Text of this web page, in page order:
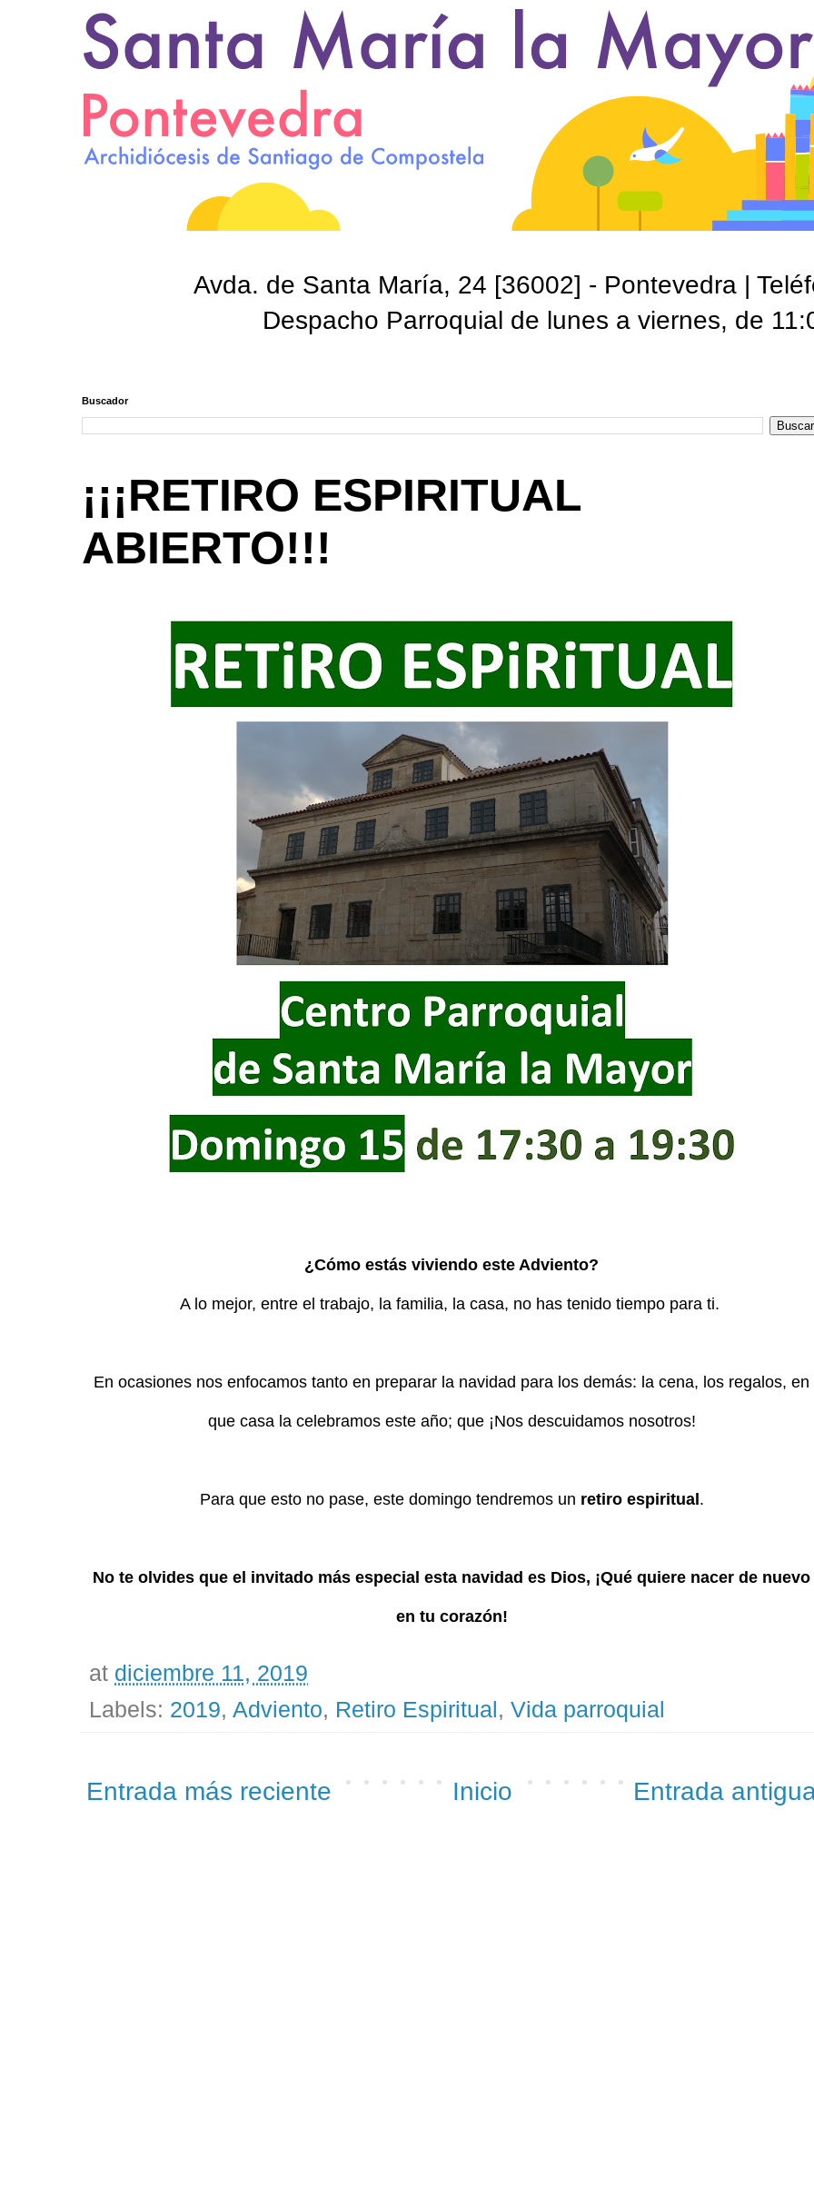
Avda. de Santa María, 24 [36002] - Pontevedra |
Despacho Parroquial de lunes a viernes, de
Buscador
¡¡¡RETIRO ESPIRITUAL
ABIERTO!!!
¿Cómo estás viviendo este Adviento?
A lo mejor, entre el trabajo, la familia, la casa, no has tenido tiempo para ti.
En ocasiones nos enfocamos tanto en preparar la navidad para los demás: la cena, los regalos, en
que casa la celebramos este año; que ¡Nos descuidamos nosotros!
Para que esto no pase, este domingo tendremos un retiro espiritual .
No te olvides que el invitado más especial esta navidad es Dios, ¡Qué quiere nacer de nuevo
en tu corazón!
at diciembre 11, 2019
Labels: 2019, Adviento, Retiro Espiritual, Vida parroquial
Entrada más reciente Entrada
Inicio